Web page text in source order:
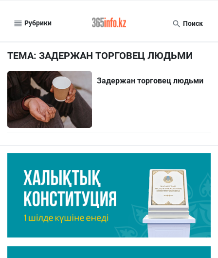
Рубрики Поиск
ТЕМА: ЗАДЕРЖАН ТОРГОВЕЦ ЛЮДЬМИ
Задержан торговец людьми